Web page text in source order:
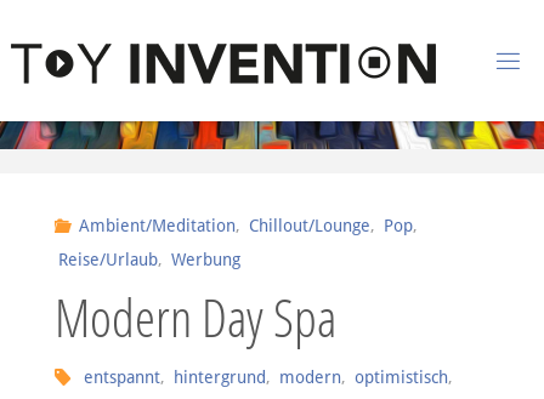
O
Y
Ambient/Meditation, Chillout/Lounge, Pop,
Reise/Urlaub, Werbung
Modern Day Spa
entspannt, hintergrund, modern, optimistisch,